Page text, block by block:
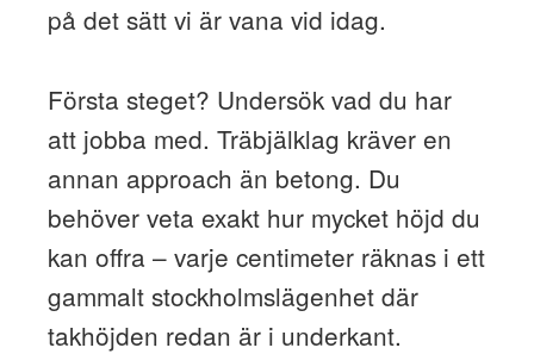
på det sätt vi är vana vid idag.
Första steget? Undersök vad du har
att jobba med. Träbjälklag kräver en
annan approach än betong. Du
behöver veta exakt hur mycket höjd du
kan offra – varje centimeter räknas i ett
gammalt stockholmslägenhet där
takhöjden redan är i underkant.